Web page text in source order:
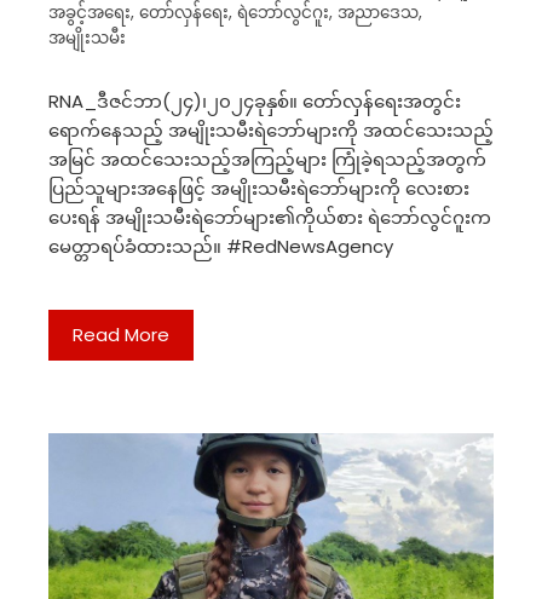
အခွင့်အရေး, တော်လှန်ရေး, ရဲဘော်လွင်ဂူး, အညာဒေသ,
အမျိုးသမီး
RNA_ဒီဇင်ဘာ(၂၄)၊၂၀၂၄ခုနှစ်။ တော်လှန်ရေးအတွင်း
ရောက်နေသည့် အမျိုးသမီးရဲဘော်များကို အထင်သေးသည့်
အမြင် အထင်သေးသည့်အကြည့်များ ကြုံခဲ့ရသည့်အတွက်
ပြည်သူများအနေဖြင့် အမျိုးသမီးရဲဘော်များကို လေးစား
ပေးရန် အမျိုးသမီးရဲဘော်များ၏ကိုယ်စား ရဲဘော်လွင်ဂူးက
မေတ္တာရပ်ခံထားသည်။ #RedNewsAgency
Read More